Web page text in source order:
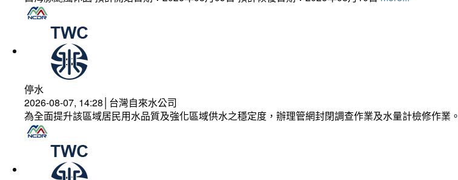
停水
2026-08-07, 14:28│台灣自來水公司
為全面提升該區域居民用水品質及強化區域供水之穩定度，辦理管網封閉調查作業及水量計檢修作業。